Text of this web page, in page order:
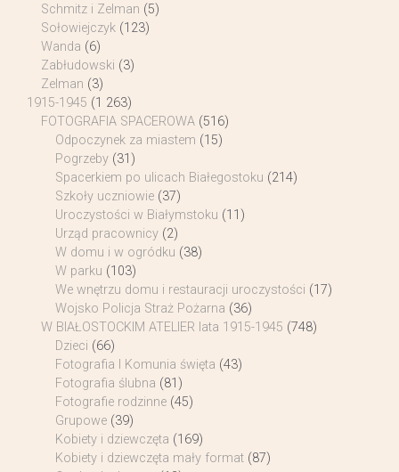
Schmitz i Zelman (5)
Sołowiejczyk (123)
Wanda (6)
Zabłudowski (3)
Zelman (3)
1915-1945 (1 263)
FOTOGRAFIA SPACEROWA (516)
Odpoczynek za miastem (15)
Pogrzeby (31)
Spacerkiem po ulicach Białegostoku (214)
Szkoły uczniowie (37)
Uroczystości w Białymstoku (11)
Urząd pracownicy (2)
W domu i w ogródku (38)
W parku (103)
We wnętrzu domu i restauracji uroczystości (17)
Wojsko Policja Straż Pożarna (36)
W BIAŁOSTOCKIM ATELIER lata 1915-1945 (748)
Dzieci (66)
Fotografia I Komunia święta (43)
Fotografia ślubna (81)
Fotografie rodzinne (45)
Grupowe (39)
Kobiety i dziewczęta (169)
Kobiety i dziewczęta mały format (87)